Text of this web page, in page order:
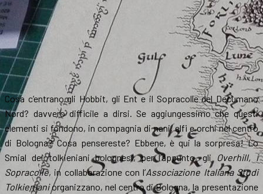
Cosa c’entrano gli Hobbit, gli Ent e il Sopracolle del Decumano
Nord? davvero difficile a dirsi. Se aggiungessimo che questi
elementi si fondono, in compagnia di nani, elfi e orchi nel centro
di Bologna? Cosa pensereste? Ebbene, è qui la sorpresa! Lo
Smial dei tolkieniani bolognesi, per l’appunto, gli Overhill, i
Sopracolle, in collaborazione con l’Associazione Italiana Studi
Tolkienianiorganizzano, nel centro di Bologna, la presentazione